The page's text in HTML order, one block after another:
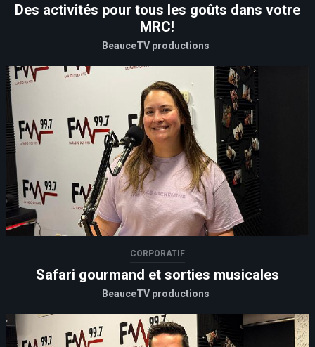
Des activités pour tous les goûts dans votre
MRC!
BeauceTV productions
CORPORATIF
Safari gourmand et sorties musicales
BeauceTV productions